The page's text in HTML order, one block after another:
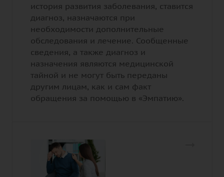
история развития заболевания, ставится
диагноз, назначаются при
необходимости дополнительные
обследования и лечение. Сообщенные
сведения, а также диагноз и
назначения являются медицинской
тайной и не могут быть переданы
другим лицам, как и сам факт
обращения за помощью в «Эмпатию».